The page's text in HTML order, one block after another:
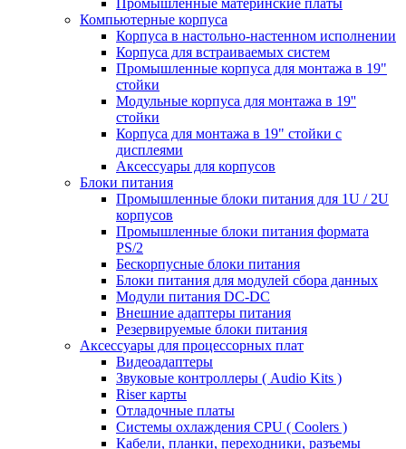
Промышленные материнские платы
Компьютерные корпуса
Корпуса в настольно-настенном исполнении
Корпуса для встраиваемых систем
Промышленные корпуса для монтажа в 19"
стойки
Модульные корпуса для монтажа в 19''
стойки
Корпуса для монтажа в 19" стойки с
дисплеями
Аксессуары для корпусов
Блоки питания
Промышленные блоки питания для 1U / 2U
корпусов
Промышленные блоки питания формата
PS/2
Бескорпусные блоки питания
Блоки питания для модулей сбора данных
Модули питания DC-DC
Внешние адаптеры питания
Резервируемые блоки питания
Аксессуары для процессорных плат
Видеоадаптеры
Звуковые контроллеры ( Audio Kits )
Riser карты
Отладочные платы
Системы охлаждения CPU ( Coolers )
Кабели, планки, переходники, разъемы